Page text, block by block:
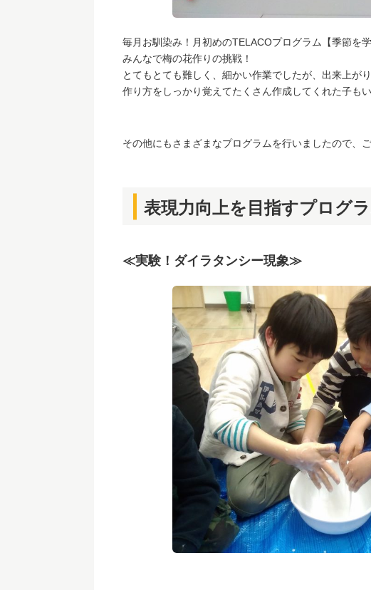
毎月お馴染み！月初めのTELACOプログラム【季節を
みんなで梅の花作りの挑戦！
とてもとても難しく、細かい作業でしたが、出来上が
作り方をしっかり覚えてたくさん作成してくれた子もい
その他にもさまざまなプログラムを行いましたので、ご
表現力向上を目指すプログ
≪実験！ダイラタンシー現象≫